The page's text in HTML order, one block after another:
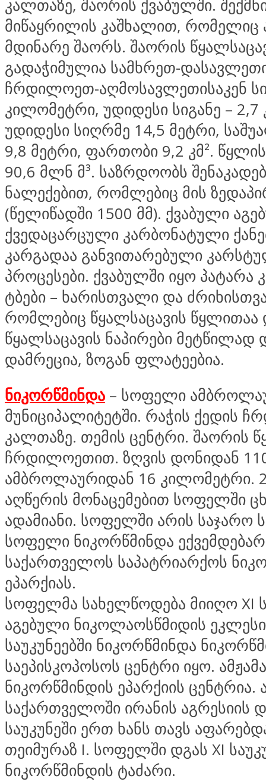
კალთაზე, შაორის ქვაბულში.
მიწაყრილის კაშხალით, რომელიც
მდინარე შაორს. შაორის
გადაჭიმულია სამხრეთ-
ჩრდილოეთ-აღმოსავლეთისაკენ
კილომეტრი, უდიდესი სიგანე –
უდიდესი სიღრმე 14,5 მეტრი,
9,8 მეტრი, ფართობი 9,2 კმ².
90,6 მლნ მ³. საზრდოობს
ნალექებით, რომლებიც მის
(წელიწადში 1500 მმ). ქვაბული
ქვედაცარცული კარბონატული
კარგადაა განვითარებული
პროცესები. ქვაბულში იყო პატარა
ტბები – ხარისთვალი და
რომლებიც წყალსაცავის
წყალსაცავის ნაპირები
დამრეცია, ზოგან ფლატეებია.
ნიკორწმინდა – სოფელი
მუნიციპალიტეტში. რაჭის ქედის
კალთაზე. თემის ცენტრი. შაორის
ჩრდილოეთით. ზღვის დონიდან
ამბროლაურიდან 16 კილომეტრი.
აღწერის მონაცემებით სოფელში
ადამიანი. სოფელში არის საჯარო
სოფელი ნიკორწმინდა
საქართველოს საპატრიარქოს
ეპარქიას.
სოფელმა სახელწოდება მიიღო XI
აგებული ნიკოლაოსწმიდის
საუკუნეებში ნიკორწმინდა
საეპისკოპოსოს ცენტრი იყო.
ნიკორწმინდის ეპარქიის
საქართველოში ირანის აგრესიის
საუკუნეში ერთ ხანს თავს
თეიმურაზ I. სოფელში დგას XI
ნიკორწმინდის ტაძარი.